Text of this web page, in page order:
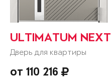
ULTIMATUM NEXT
Дверь для квартиры
от 110 216